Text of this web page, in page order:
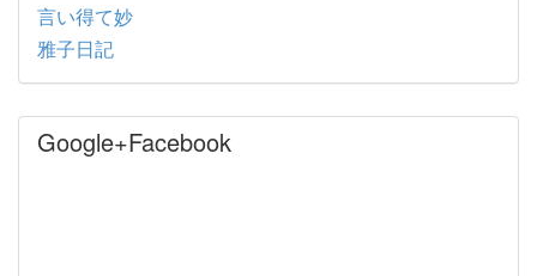
言い得て妙
雅子日記
Google+Facebook